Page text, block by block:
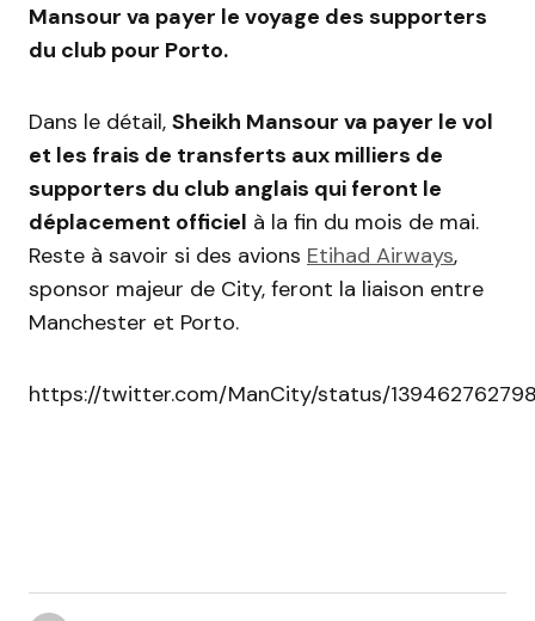
Mansour va payer le voyage des supporters
du club pour Porto.
Dans le détail, Sheikh Mansour va payer le vol
et les frais de transferts aux milliers de
supporters du club anglais qui feront le
déplacement officiel à la fin du mois de mai.
Reste à savoir si des avions Etihad Airways,
sponsor majeur de City, feront la liaison entre
Manchester et Porto.
https://twitter.com/ManCity/status/